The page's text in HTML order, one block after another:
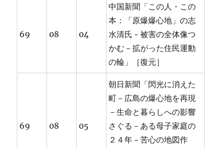
69 08 04
中国新聞「この人・この
本：「原爆爆心地」の志
水清氏－被害の全体像つ
かむ－拡がった住民運動
の輪」［復元］
69 08 05
朝日新聞「閃光に消えた
町－広島の爆心地を再現
－生命と暮らしへの影響
さぐる－ある母子家庭の
２４年－苦心の地図作